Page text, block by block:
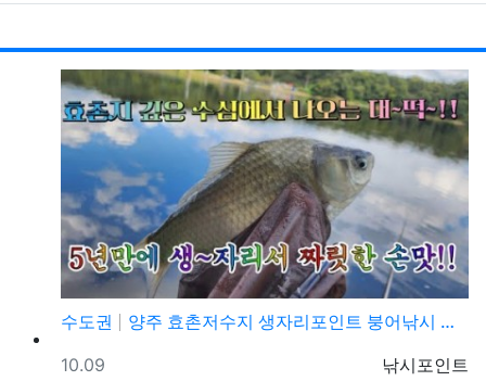
수도권
양주 효촌저수지 생자리포인트 붕어낚시 조황정보
등록자
낚시포인트
등록일
10.09